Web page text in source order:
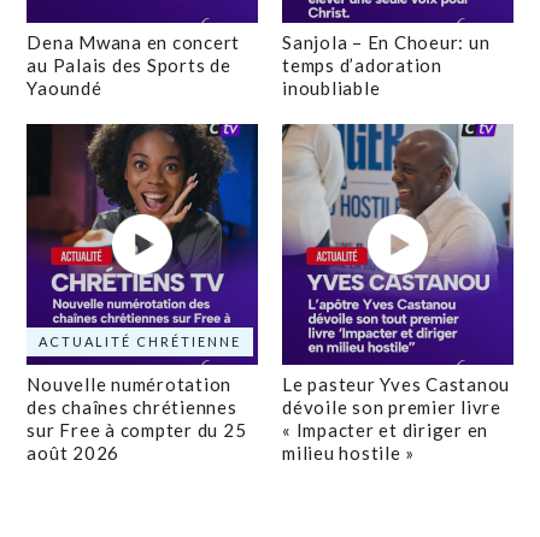
Dena Mwana en concert
au Palais des Sports de
Yaoundé
Sanjola – En Choeur: un
temps d’adoration
inoubliable
ACTUALITÉ CHRÉTIENNE
Nouvelle numérotation
des chaînes chrétiennes
sur Free à compter du 25
août 2026
Le pasteur Yves Castanou
dévoile son premier livre
« Impacter et diriger en
milieu hostile »